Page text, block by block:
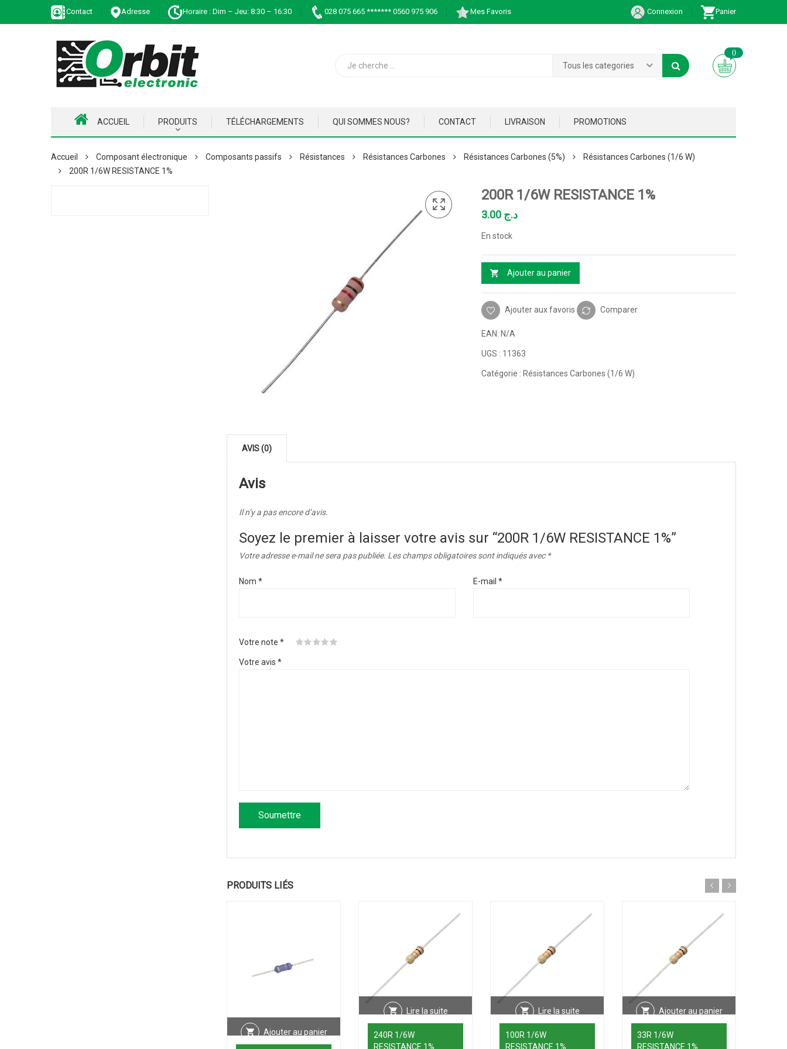
Contact Adresse Horaire : Dim – Jeu: 8:30 – 16:30 028 075 665 ******* 0560 975 906 Mes Favoris Connexion Panier
Tous les categories
0
ACCUEIL PRODUITS TÉLÉCHARGEMENTS QUI SOMMES NOUS? CONTACT LIVRAISON PROMOTIONS
Accueil Composant électronique Composants passifs Résistances Résistances Carbones Résistances Carbones (5%)
Résistances Carbones (1/6 W)
200R 1/6W RESISTANCE 1%
200R 1/6W RESISTANCE 1%
د.ج
En stock
Ajouter au panier
Ajouter aux favoris Comparer
EAN: N/A
UGS : 11363
Catégorie : Résistances Carbones (1/6 W)
AVIS (0)
Avis
Il n’y a pas encore d’avis.
Soyez le premier à laisser votre avis sur “200R 1/6W RESISTANCE 1%”
Votre adresse e-mail ne sera pas publiée. Les champs obligatoires sont indiqués avec *
Nom * E-mail *
Votre note *
Votre avis *
PRODUITS LIÉS
Ajouter au panier
Lire la suite
240R 1/6W
RESISTANCE 1%
Lire la suite
100R 1/6W
RESISTANCE 1%
Ajouter au panier
33R 1/6W
RESISTANCE 1%